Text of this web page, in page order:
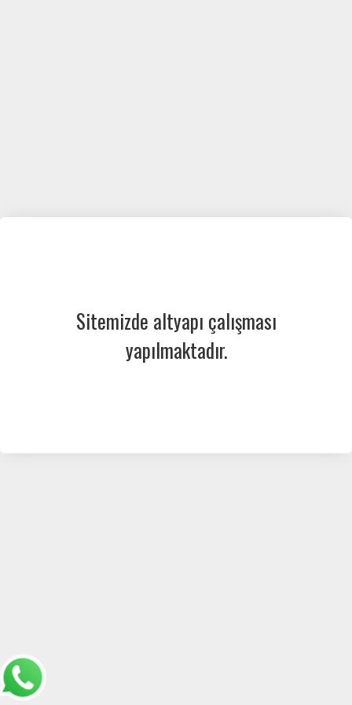
Sitemizde altyapı çalışması
yapılmaktadır.